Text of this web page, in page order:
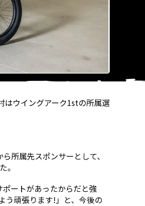
はウイングアーク1stの所属選
所属先スポンサーとして、
。
ートがあったからだと強
う頑張ります!」と、今後の